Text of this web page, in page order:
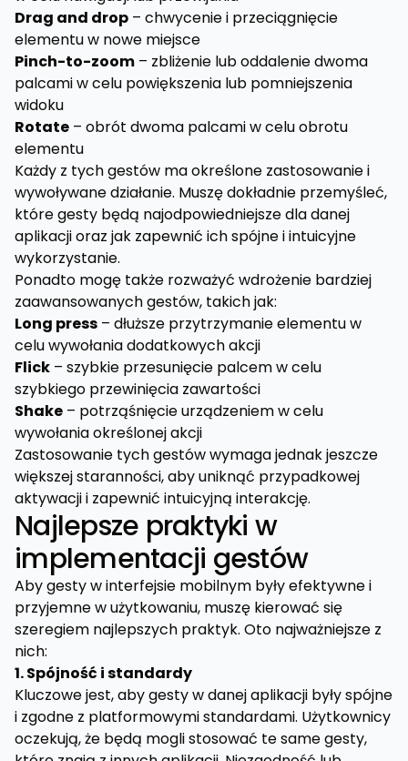
Drag and drop – chwycenie i przeciągnięcie
elementu w nowe miejsce
Pinch-to-zoom – zbliżenie lub oddalenie dwoma
palcami w celu powiększenia lub pomniejszenia
widoku
Rotate – obrót dwoma palcami w celu obrotu
elementu
Każdy z tych gestów ma określone zastosowanie i
wywoływane działanie. Muszę dokładnie przemyśleć,
które gesty będą najodpowiedniejsze dla danej
aplikacji oraz jak zapewnić ich spójne i intuicyjne
wykorzystanie.
Ponadto mogę także rozważyć wdrożenie bardziej
zaawansowanych gestów, takich jak:
Long press – dłuższe przytrzymanie elementu w
celu wywołania dodatkowych akcji
Flick – szybkie przesunięcie palcem w celu
szybkiego przewinięcia zawartości
Shake – potrząśnięcie urządzeniem w celu
wywołania określonej akcji
Zastosowanie tych gestów wymaga jednak jeszcze
większej staranności, aby uniknąć przypadkowej
aktywacji i zapewnić intuicyjną interakcję.
Najlepsze praktyki w
implementacji gestów
Aby gesty w interfejsie mobilnym były efektywne i
przyjemne w użytkowaniu, muszę kierować się
szeregiem najlepszych praktyk. Oto najważniejsze z
nich:
1. Spójność i standardy
Kluczowe jest, aby gesty w danej aplikacji były spójne
i zgodne z platformowymi standardami. Użytkownicy
oczekują, że będą mogli stosować te same gesty,